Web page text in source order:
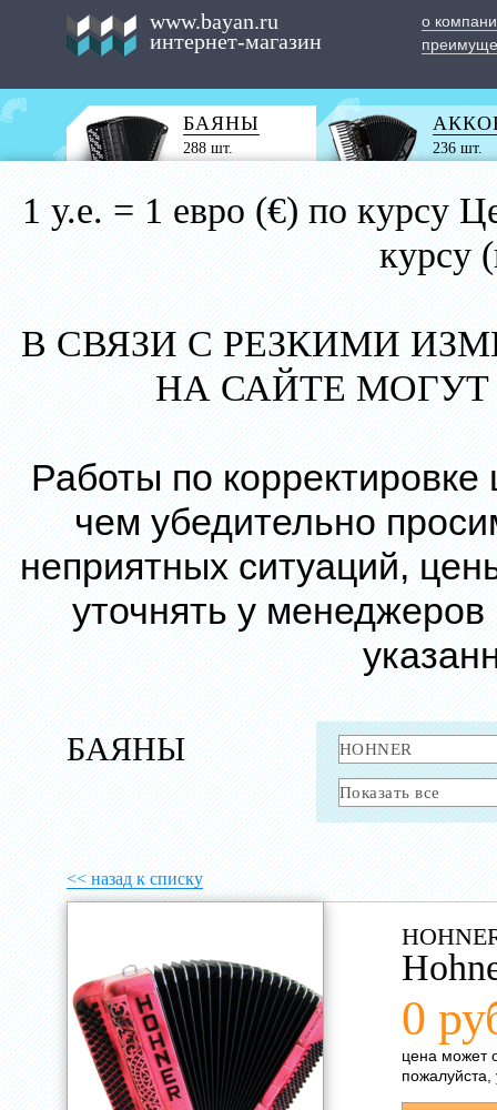
www.bayan.ru
интернет-магазин
о
БАЯНЫ
288 шт. 236 шт.
1 у.е. = 1 евро (€) по курсу
курсу
В СВЯЗИ С РЕЗКИМИ
НА САЙТЕ
Работы по
чем убедительно
неприятных ситуаций,
уточнять у
БАЯНЫ
<< назад к списку
0
цена может
пожалуйста,